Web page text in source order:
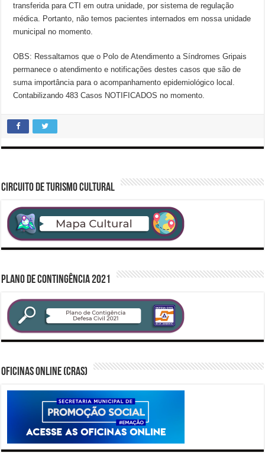
transferida para CTI em outra unidade, por sistema de regulação
médica. Portanto, não temos pacientes internados em nossa unidade
municipal no momento.
OBS: Ressaltamos que o Polo de Atendimento a Síndromes Gripais
permanece o atendimento e notificações destes casos que são de
suma importância para o acompanhamento epidemiológico local.
Contabilizando 483 Casos NOTIFICADOS no momento.
CIRCUITO DE TURISMO CULTURAL
PLANO DE CONTINGÊNCIA 2021
Oficinas Online (CRAS)